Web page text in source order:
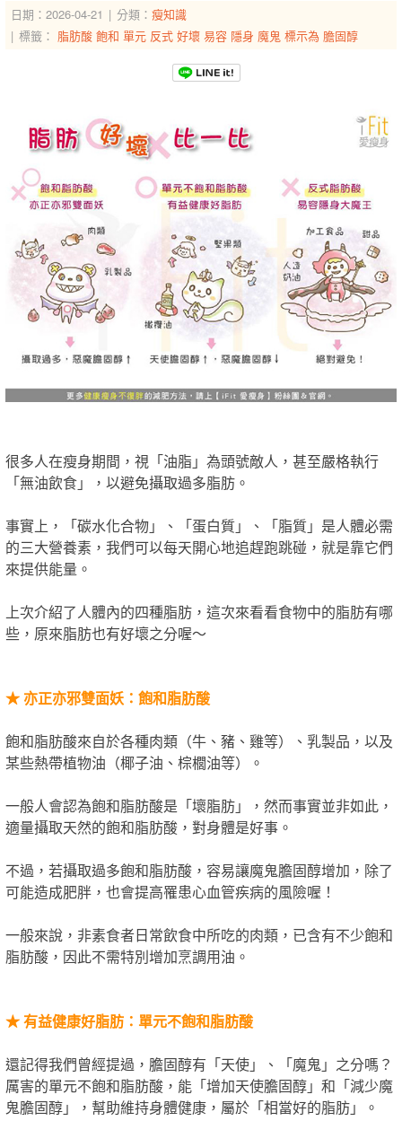
日期：2026-04-21 分類： 瘦知識
標籤： 脂肪酸 飽和 單元 反式 好壞 易容 隱身 魔鬼 標示為 膽固醇
很多人在瘦身期間，視「油脂」為頭號敵人，甚至嚴格執行
「無油飲食」，以避免攝取過多脂肪。
事實上，「碳水化合物」、「蛋白質」、「脂質」是人體必需
的三大營養素，我們可以每天開心地追趕跑跳碰，就是靠它們
來提供能量。
上次介紹了人體內的四種脂肪，這次來看看食物中的脂肪有哪
些，原來脂肪也有好壞之分喔～
★ 亦正亦邪雙面妖：飽和脂肪酸
飽和脂肪酸來自於各種肉類（牛、豬、雞等）、乳製品，以及
某些熱帶植物油（椰子油、棕櫚油等）。
一般人會認為飽和脂肪酸是「壞脂肪」，然而事實並非如此，
適量攝取天然的飽和脂肪酸，對身體是好事。
不過，若攝取過多飽和脂肪酸，容易讓魔鬼膽固醇增加，除了
可能造成肥胖，也會提高罹患心血管疾病的風險喔！
一般來說，非素食者日常飲食中所吃的肉類，已含有不少飽和
脂肪酸，因此不需特別增加烹調用油。
★有益健康好脂肪：單元不飽和脂肪酸
還記得我們曾經提過，膽固醇有「天使」、「魔鬼」之分嗎？
厲害的單元不飽和脂肪酸，能「增加天使膽固醇」和「減少魔
鬼膽固醇」，幫助維持身體健康，屬於「相當好的脂肪」。